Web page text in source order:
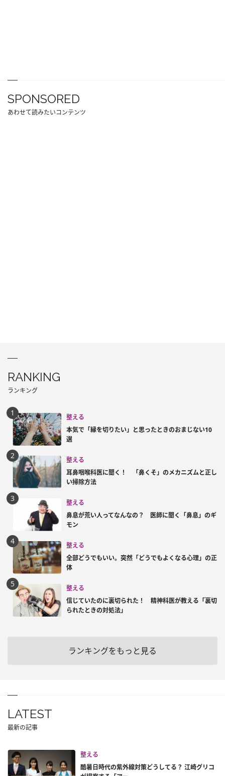
SPONSORED
あわせて読みたいコンテンツ
RANKING
ランキング
整える
本気で「縁を切りたい」と思ったときのおまじない10
選
整える
耳鼻咽喉科医に聞く！ 「鼻くそ」のメカニズムと正し
い掃除方法
整える
鼻息が荒い人ってなんなの？ 医師に聞く「鼻息」のギ
モン
整える
全部どうでもいい。突然「どうでもよくなる心理」の正
体
整える
信じていたのに裏切られた！ 精神科医が教える「裏切
られたときの対処法」
ランキングをもっと見る
LATEST
最新の記事
整える
酷暑日時代の紫外線対策どうしてる？ 江崎グリコ